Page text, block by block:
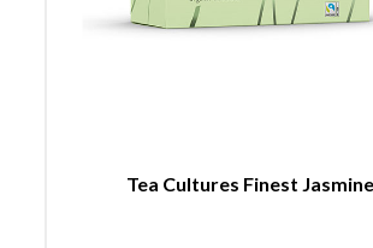
Tea Cultures Finest Jasmine